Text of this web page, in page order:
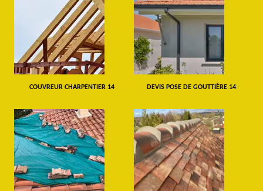
COUVREUR CHARPENTIER 14 DEVIS POSE DE GOUTTIÈRE 14